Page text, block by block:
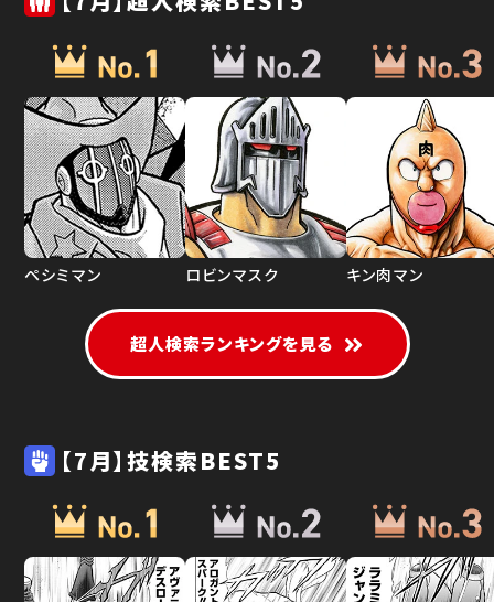
ペシミマン ロビンマスク キン肉マン
超人検索ランキングを見る
【7月】技検索BEST5